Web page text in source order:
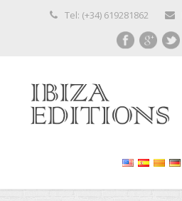
Tel: (+34) 619281862